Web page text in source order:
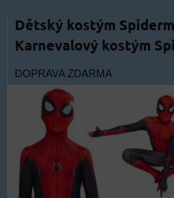
Dětský kostým
Karnevalový kostým
DOPRAVA ZDARMA